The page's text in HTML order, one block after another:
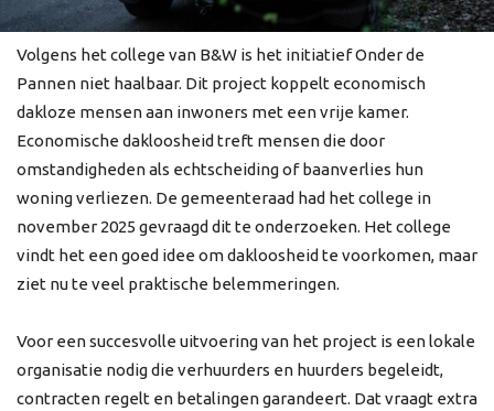
Volgens het college van B&W is het initiatief Onder de
Pannen niet haalbaar. Dit project koppelt economisch
dakloze mensen aan inwoners met een vrije kamer.
Economische dakloosheid treft mensen die door
omstandigheden als echtscheiding of baanverlies hun
woning verliezen. De gemeenteraad had het college in
november 2025 gevraagd dit te onderzoeken. Het college
vindt het een goed idee om dakloosheid te voorkomen, maar
ziet nu te veel praktische belemmeringen.
Voor een succesvolle uitvoering van het project is een lokale
organisatie nodig die verhuurders en huurders begeleidt,
contracten regelt en betalingen garandeert. Dat vraagt extra